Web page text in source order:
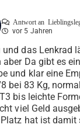
Antwort an
vor 5 Jahren
und das Lenkrad
aber Da gibt es
und klar eine
bei 83 Kg,
bis leichte
viel Geld
hat ist damit